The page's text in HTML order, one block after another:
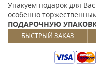
Упакуем подарок для
особенно
ПОДАРОЧНУЮ
БЫСТРЫЙ ЗАКАЗ